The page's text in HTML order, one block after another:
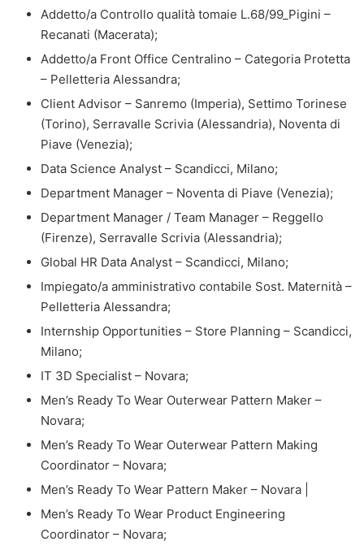
Addetto/a Controllo qualità tomaie L.68/99_Pigini –
Recanati (Macerata);
Addetto/a Front Office Centralino – Categoria Protetta
– Pelletteria Alessandra;
Client Advisor – Sanremo (Imperia), Settimo Torinese
(Torino), Serravalle Scrivia (Alessandria), Noventa di
Piave (Venezia);
Data Science Analyst – Scandicci, Milano;
Department Manager – Noventa di Piave (Venezia);
Department Manager / Team Manager – Reggello
(Firenze), Serravalle Scrivia (Alessandria);
Global HR Data Analyst – Scandicci, Milano;
Impiegato/a amministrativo contabile Sost. Maternità –
Pelletteria Alessandra;
Internship Opportunities – Store Planning – Scandicci,
Milano;
IT 3D Specialist – Novara;
Men’s Ready To Wear Outerwear Pattern Maker –
Novara;
Men’s Ready To Wear Outerwear Pattern Making
Coordinator – Novara;
Men’s Ready To Wear Pattern Maker – Novara |
Men’s Ready To Wear Product Engineering
Coordinator – Novara;